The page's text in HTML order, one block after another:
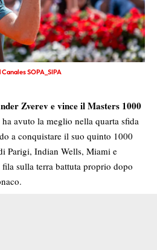
SOPA_SIPA
Zverev e vince il Masters 1000
ha avuto la meglio nella quarta sfida
a conquistare il suo quinto 1000
Parigi, Indian Wells, Miami e
sulla terra battuta proprio dopo